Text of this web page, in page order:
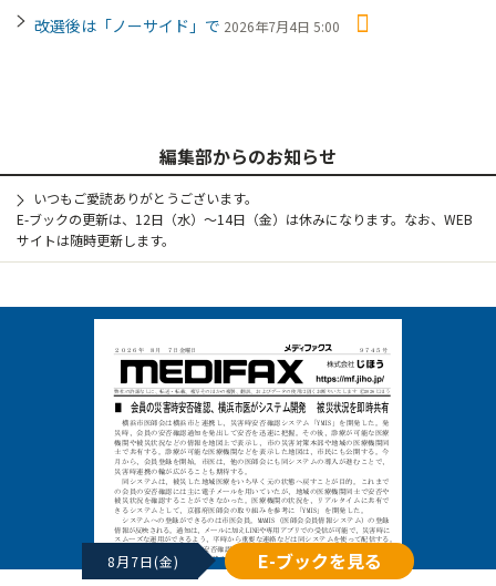
改選後は「ノーサイド」で 2026年7月4日 5:00
編集部からのお知らせ
いつもご愛読ありがとうございます。
E-ブックの更新は、12日（水）～14日（金）は休みになります。なお、WEB
サイトは随時更新します。
8月7日(金) E-ブックを見る